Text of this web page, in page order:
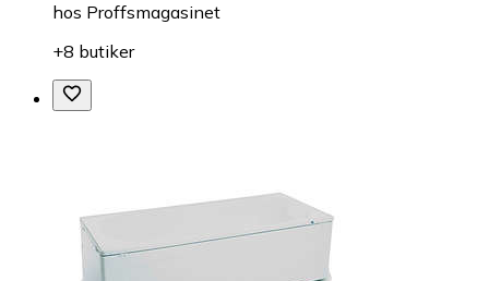
hos Proffsmagasinet
+8 butiker